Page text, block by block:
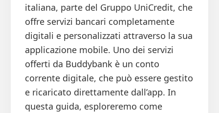
italiana, parte del Gruppo UniCredit, che
offre servizi bancari completamente
digitali e personalizzati attraverso la sua
applicazione mobile. Uno dei servizi
offerti da Buddybank è un conto
corrente digitale, che può essere gestito
e ricaricato direttamente dall’app. In
questa guida, esploreremo come